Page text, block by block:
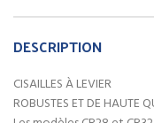
DESCRIPTION
CISAILLES À LEVIER
ROBUSTES ET DE HAUTE